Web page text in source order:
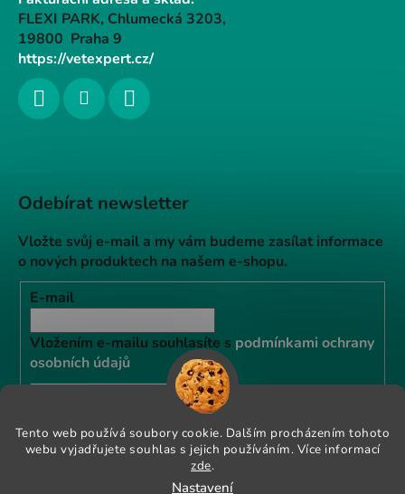
Tento web používá soubory cookie. Dalším procházením tohoto
webu vyjadřujete souhlas s jejich používáním. Více informací
zde.
Nastavení
FLEXI PARK, Chlumecká 3203,
19800 Praha 9
https://vetexpert.cz/
Odebírat newsletter
Vložte svůj e-mail a my vám budeme zasílat informace
o nových produktech na našem e-shopu.
E-mail
Vložením e-mailu souhlasíte s podmínkami ochrany
osobních údajů